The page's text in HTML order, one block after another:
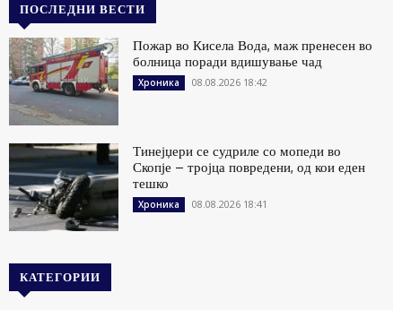
ПОСЛЕДНИ ВЕСТИ
Пожар во Кисела Вода, маж пренесен во
болница поради вдишување чад
Хроника 08.08.2026 18:42
Тинејџери се судриле со мопеди во
Скопје – тројца повредени, од кои еден
тешко
Хроника 08.08.2026 18:41
КАТЕГОРИИ